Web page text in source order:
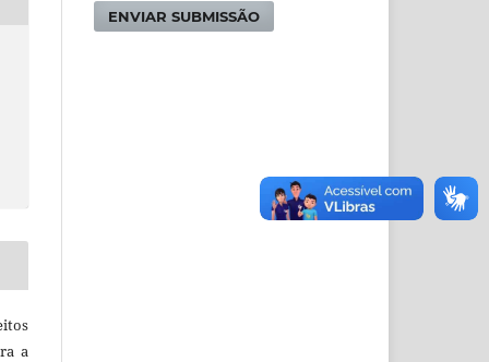
a
ENVIAR SUBMISSÃO